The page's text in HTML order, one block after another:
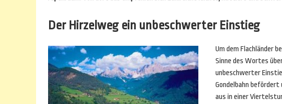
Der Hirzelweg ein unbeschwerter Einstieg
Um dem Flachländer
Sinne des Wortes
unbeschwerter
Gondelbahn befördert
aus in einer